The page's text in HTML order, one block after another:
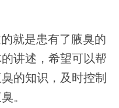
就是患有了腋臭的
讲述，希望可以帮
的知识，及时控制
。